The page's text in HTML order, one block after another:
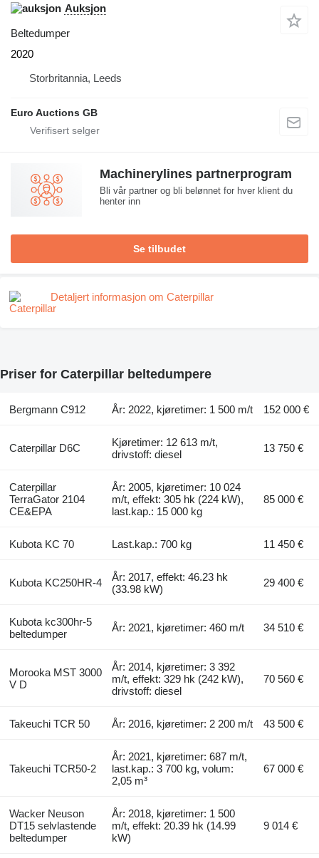
Auksjon
Beltedumper
2020
Storbritannia, Leeds
Euro Auctions GB
Machinerylines partnerprogram
Bli vår partner og bli belønnet for hver klient du
henter inn
Se tilbudet
Detaljert informasjon om Caterpillar
Priser for Caterpillar beltedumpere
Bergmann C912 År: 2022, kjøretimer: 1 500 m/t 152 000 €
Caterpillar D6C
Kjøretimer: 12 613 m/t,
drivstoff: diesel
13 750 €
Caterpillar
TerraGator 2104
CE&EPA
År: 2005, kjøretimer: 10 024
m/t, effekt: 305 hk (224 kW),
last.kap.: 15 000 kg
85 000 €
Kubota KC 70 Last.kap.: 700 kg 11 450 €
Kubota KC250HR-4
År: 2017, effekt: 46.23 hk
(33.98 kW)
29 400 €
Kubota kc300hr-5
beltedumper
År: 2021, kjøretimer: 460 m/t 34 510 €
Morooka MST 3000
V D
År: 2014, kjøretimer: 3 392
m/t, effekt: 329 hk (242 kW),
drivstoff: diesel
70 560 €
Takeuchi TCR 50 År: 2016, kjøretimer: 2 200 m/t 43 500 €
Takeuchi TCR50-2
År: 2021, kjøretimer: 687 m/t,
last.kap.: 3 700 kg, volum:
2,05 m³
67 000 €
Wacker Neuson
DT15 selvlastende
beltedumper
År: 2018, kjøretimer: 1 500
m/t, effekt: 20.39 hk (14.99
kW)
9 014 €